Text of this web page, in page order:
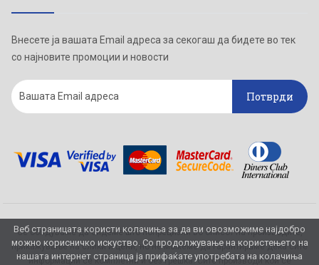
Веб страницата користи колачиња за да ви овозможиме најдобро
можно корисничко искуство. Со продолжување на користењето на
нашата интернет страница ја прифаќате употребата на колачиња
Внесете ја вашата Email адреса за секогаш да бидете во тек
со најновите промоции и новости
Потврди
Се обидуваме да бидеме што попрецизни во описот на производите,
прикажување на слики и цени, но не можеме да гарантираме дека сите
информации се комплетни и без грешка. Сите производи кои се